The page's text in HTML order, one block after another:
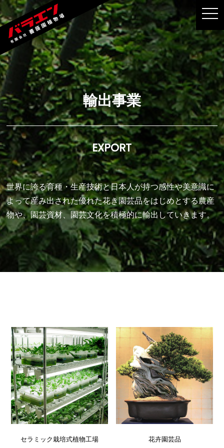
輸出事業
EXPORT
世界に誇る育種・生産技術と日本人が持つ感性や美意識に
よって産み出された優れた花き園芸品をはじめとする農産
物や、園芸資材、園芸文化を積極的に輸出していきます。
セラミック栽培式植物工場 花卉園芸品